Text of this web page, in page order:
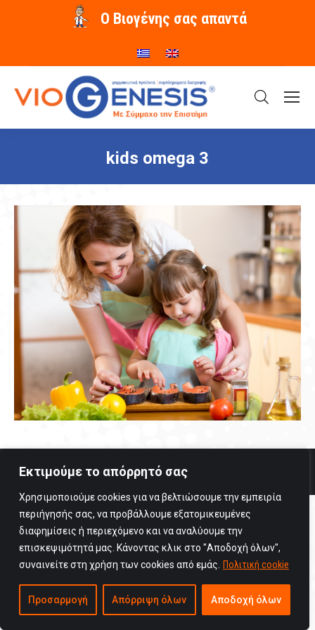
Εκτιμούμε το απόρρητό σας
Χρησιμοποιούμε cookies για να βελτιώσουμε την εμπειρία
περιήγησής σας, να προβάλλουμε εξατομικευμένες
διαφημίσεις ή περιεχόμενο και να αναλύουμε την
επισκεψιμότητά μας. Κάνοντας κλικ στο "Αποδοχή όλων",
συναινείτε στη χρήση των cookies από εμάς.
Πολιτική cookie
Προσαρμογή Απόρριψη όλων Αποδοχή όλων
O Βιογένης σας απαντά
kids omega 3
Copyright © 2025 Viogenesis / All rights reserved
Όροι Χρήσης